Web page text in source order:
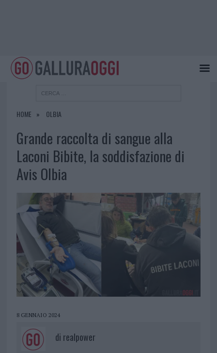
HOME OLBIA
Grande raccolta di sangue alla
Laconi Bibite, la soddisfazione di
Avis Olbia
8 GENNAIO 2024
di realpower